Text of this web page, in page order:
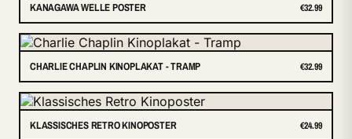
KANAGAWA WELLE POSTER €32.99
CHARLIE CHAPLIN KINOPLAKAT - TRAMP €32.99
KLASSISCHES RETRO KINOPOSTER €24.99